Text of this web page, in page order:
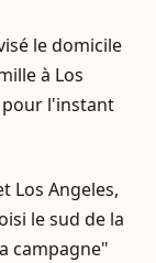
le domicile
à Los
pour l'instant
Los Angeles,
le sud de la
campagne"